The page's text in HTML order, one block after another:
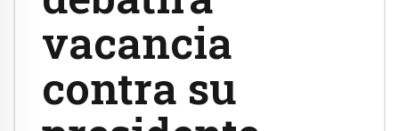
vacancia
contra su